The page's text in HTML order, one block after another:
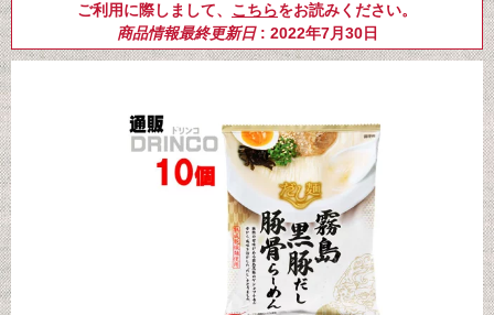
ご利用に際しまして、 こちらをお読みください。
商品情報最終更新日: 2022年7月30日